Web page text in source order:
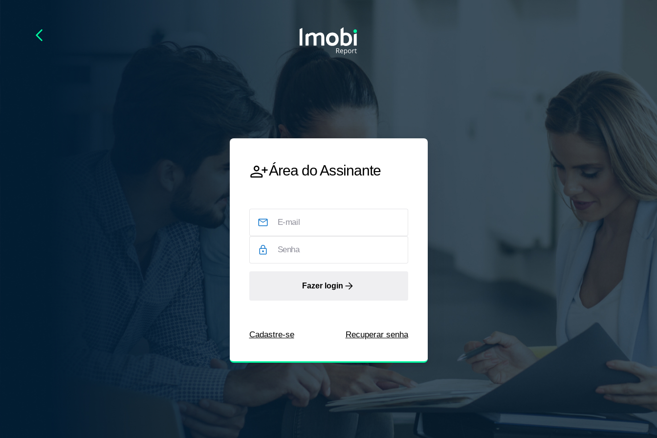
Área do Assinante
Fazer login
Cadastre-se Recuperar senha